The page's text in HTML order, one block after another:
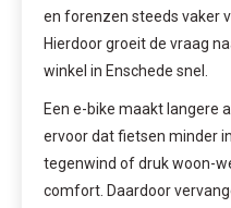
en forenzen steeds vaker
Hierdoor groeit de vraag
winkel in Enschede snel.
Een e-bike maakt langere
ervoor dat fietsen minder
tegenwind of druk woon-
comfort. Daardoor